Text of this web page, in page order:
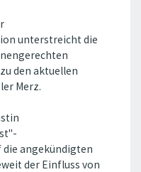
unterstreicht die
den aktuellen
Merz.
angekündigten
der Einfluss von